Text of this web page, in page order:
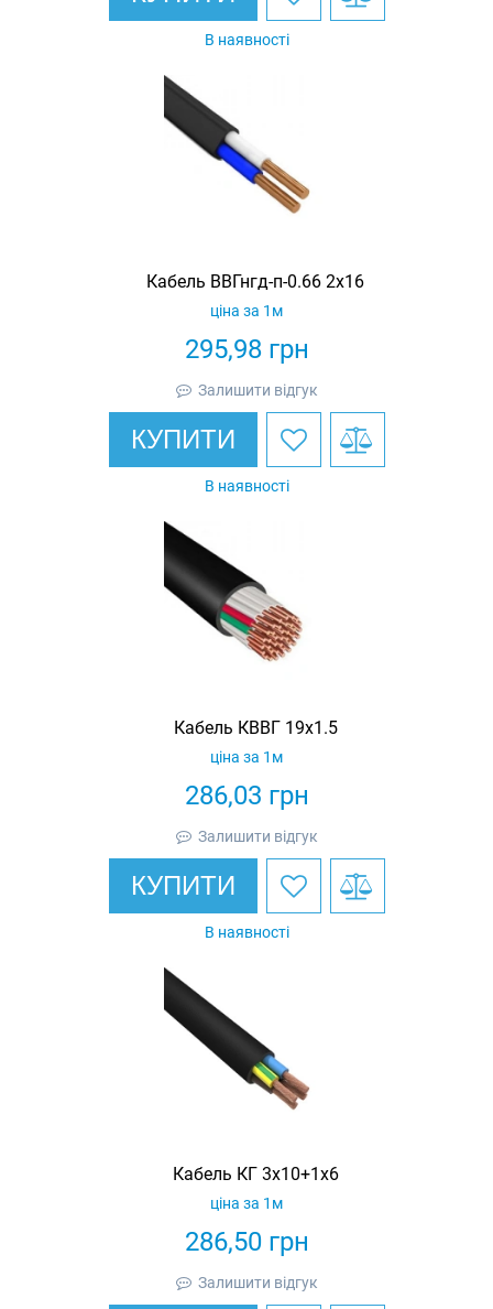
В наявності
Кабель ВВГнгд-п-0.66 2х16
295,98грн
ціна за 1м
Залишити відгук
КУПИТИ
В наявності
Кабель КВВГ 19х1.5
286,03 грн
ціна за 1м
Залишити відгук
КУПИТИ
В наявності
Кабель КГ 3х10+1х6
286,50грн
ціна за 1м
Залишити відгук